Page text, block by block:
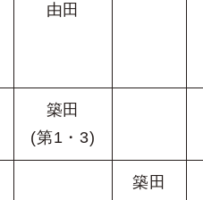
由田
築田
(第1・3)
築田